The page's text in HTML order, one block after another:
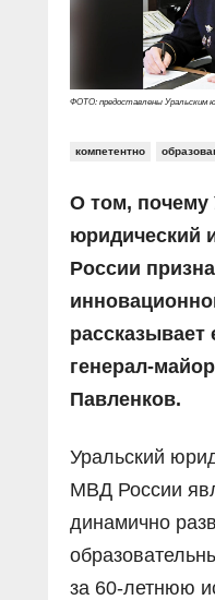
Социальные ролики
Документальные
Прямой разговор
В знании сила
Специальный
КиберПОСТОВОЙ
Газета «Щит и меч»
Журнал «Полиция
О ПОРТАЛЕ
Контакты
ФОТО: предоставлены Уральским
компетентно
О том, почему
юридический
России
рассказывает
генерал-
Павленков.
Уральский
МВД России
динамично
за 60-летнюю